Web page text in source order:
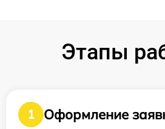
Этапы
1
Оформление